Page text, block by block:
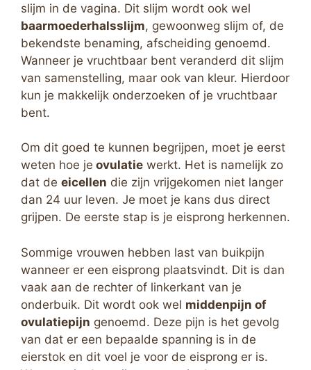
slijm in de vagina. Dit slijm wordt ook wel
baarmoederhalsslijm, gewoonweg slijm of, de
bekendste benaming, afscheiding genoemd.
Wanneer je vruchtbaar bent veranderd dit slijm
van samenstelling, maar ook van kleur. Hierdoor
kun je makkelijk onderzoeken of je vruchtbaar
bent.
Om dit goed te kunnen begrijpen, moet je eerst
weten hoe je ovulatie werkt. Het is namelijk zo
dat de eicellen die zijn vrijgekomen niet langer
dan 24 uur leven. Je moet je kans dus direct
grijpen. De eerste stap is je eisprong herkennen.
Sommige vrouwen hebben last van buikpijn
wanneer er een eisprong plaatsvindt. Dit is dan
vaak aan de rechter of linkerkant van je
onderbuik. Dit wordt ook wel middenpijn of
ovulatiepijn genoemd. Deze pijn is het gevolg
van dat er een bepaalde spanning is in de
eierstok en dit voel je voor de eisprong er is.